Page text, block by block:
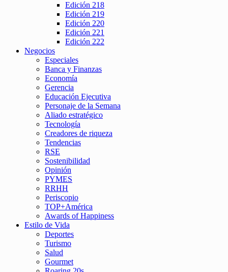
Edición 218
Edición 219
Edición 220
Edición 221
Edición 222
Negocios
Especiales
Banca y Finanzas
Economía
Gerencia
Educación Ejecutiva
Personaje de la Semana
Aliado estratégico
Tecnología
Creadores de riqueza
Tendencias
RSE
Sostenibilidad
Opinión
PYMES
RRHH
Periscopio
TOP+América
Awards of Happiness
Estilo de Vida
Deportes
Turismo
Salud
Gourmet